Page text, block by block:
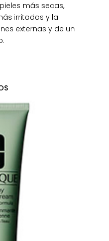
más secas,
irritadas y la
externas y de un